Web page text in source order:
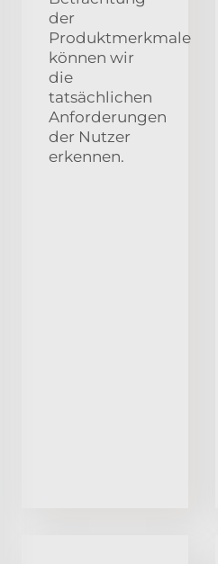
der
Produktmerkmale
können wir
die
tatsächlichen
Anforderungen
der Nutzer
erkennen.